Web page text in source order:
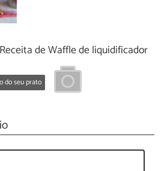
de Waffle de liquidificador
do seu prato